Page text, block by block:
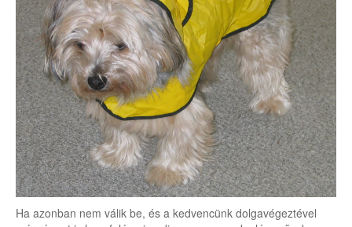
Ha azonban nem válik be, és a kedvencünk dolgavégeztével